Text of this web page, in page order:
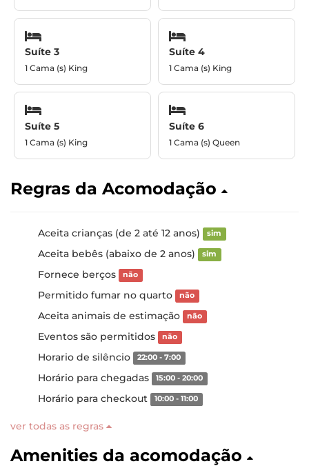
Suíte 3
1 Cama (s) King
Suíte 4
1 Cama (s) King
Suíte 5
1 Cama (s) King
Suíte 6
1 Cama (s) Queen
Regras da Acomodação
Aceita crianças (de 2 até 12 anos) sim
Aceita bebês (abaixo de 2 anos) sim
Fornece berços não
Permitido fumar no quarto não
Aceita animais de estimação não
Eventos são permitidos não
Horario de silêncio 22:00 - 7:00
Horário para chegadas 15:00 - 20:00
Horário para checkout 10:00 - 11:00
ver todas as regras
Amenities da acomodação